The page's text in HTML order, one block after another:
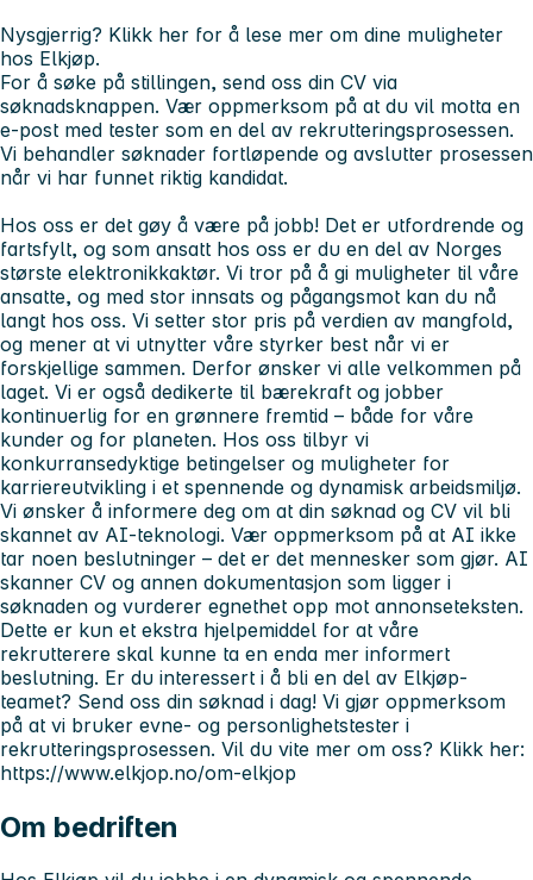
Nysgjerrig? Klikk her for å lese mer om dine muligheter
hos Elkjøp.
For å søke på stillingen, send oss din CV via
søknadsknappen. Vær oppmerksom på at du vil motta en
e-post med tester som en del av rekrutteringsprosessen.
Vi behandler søknader fortløpende og avslutter prosessen
når vi har funnet riktig kandidat.
Hos oss er det gøy å være på jobb! Det er utfordrende og
fartsfylt, og som ansatt hos oss er du en del av Norges
største elektronikkaktør. Vi tror på å gi muligheter til våre
ansatte, og med stor innsats og pågangsmot kan du nå
langt hos oss. Vi setter stor pris på verdien av mangfold,
og mener at vi utnytter våre styrker best når vi er
forskjellige sammen. Derfor ønsker vi alle velkommen på
laget. Vi er også dedikerte til bærekraft og jobber
kontinuerlig for en grønnere fremtid – både for våre
kunder og for planeten. Hos oss tilbyr vi
konkurransedyktige betingelser og muligheter for
karriereutvikling i et spennende og dynamisk arbeidsmiljø.
Vi ønsker å informere deg om at din søknad og CV vil bli
skannet av AI-teknologi. Vær oppmerksom på at AI ikke
tar noen beslutninger – det er det mennesker som gjør. AI
skanner CV og annen dokumentasjon som ligger i
søknaden og vurderer egnethet opp mot annonseteksten.
Dette er kun et ekstra hjelpemiddel for at våre
rekrutterere skal kunne ta en enda mer informert
beslutning. Er du interessert i å bli en del av Elkjøp-
teamet? Send oss din søknad i dag! Vi gjør oppmerksom
på at vi bruker evne- og personlighetstester i
rekrutteringsprosessen. Vil du vite mer om oss? Klikk her:
https://www.elkjop.no/om-elkjop
Om bedriften